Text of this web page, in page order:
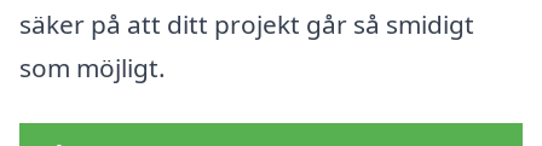
säker på att ditt projekt går så smidigt
som möjligt.